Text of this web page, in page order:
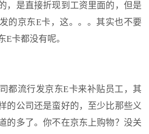
，是直接折现到工资里面的，但是
的京东E卡，这。。。其实也不要
E卡都没有呢。
流行发京东E卡来补贴员工，其
的公司还是蛮好的，至少比那些义
的多了。你不在京东上购物？没关